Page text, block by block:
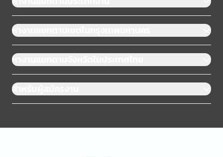
หางานแยกตามเขตในกรุงเทพมหานคร
หางานแยกตามจังหวัดในประเทศไทย
สำหรับผู้สมัครงาน